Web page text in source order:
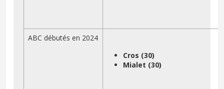
ABC débutés en 2024
Cros (30)
Mialet (30)